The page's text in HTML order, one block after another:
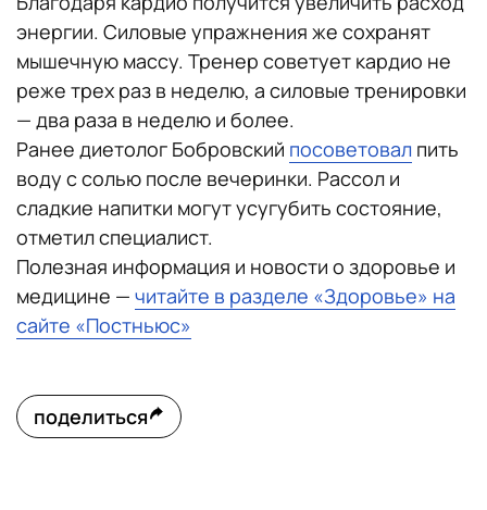
энергии. Силовые упражнения же сохранят
мышечную массу. Тренер советует кардио не
реже трех раз в неделю, а силовые тренировки
— два раза в неделю и более.
Ранее диетолог Бобровский посоветовал пить
воду с солью после вечеринки. Рассол и
сладкие напитки могут усугубить состояние,
отметил специалист.
Полезная информация и новости о здоровье и
медицине — читайте в разделе «Здоровье» на
сайте «Постньюс»
поделиться